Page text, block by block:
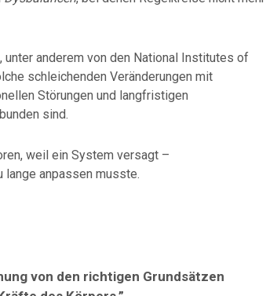
anderem von den National Institutes of
schleichenden Veränderungen mit
Störungen und langfristigen
sind.
weil ein System versagt –
anpassen musste.
von den richtigen Grundsätzen